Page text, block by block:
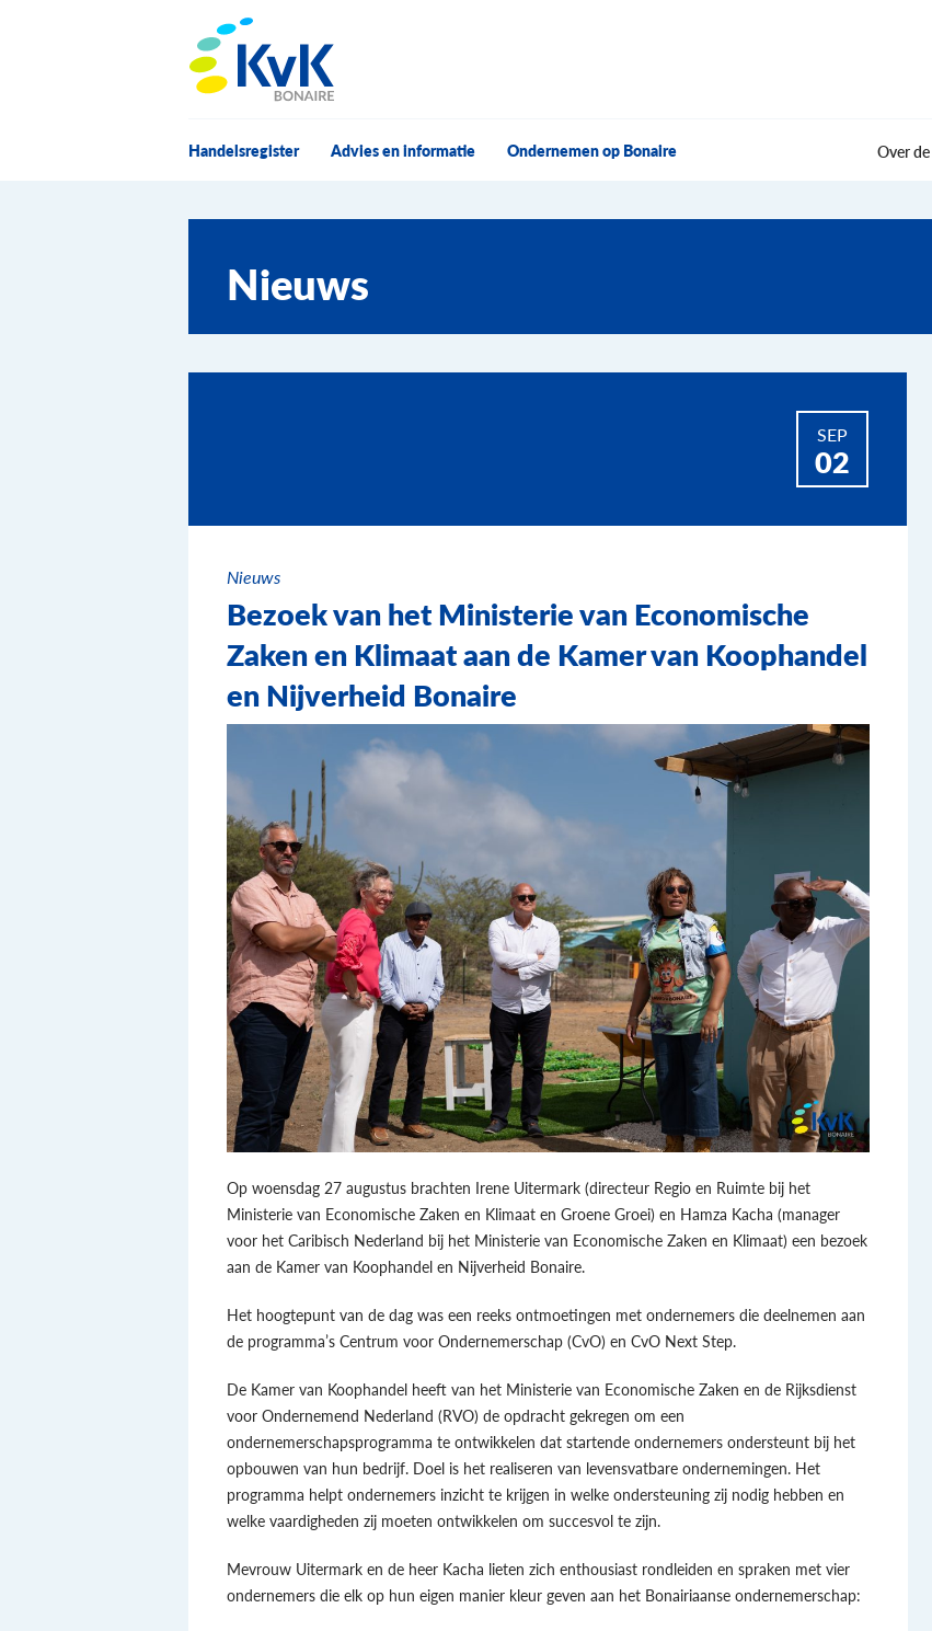
Handelsregister Advies en informatie Ondernemen op Bonaire Over
Nieuws
SEP
02
Nieuws
Bezoek van het Ministerie van Economische
Zaken en Klimaat aan de Kamer van Koophandel
en Nijverheid Bonaire
Op woensdag 27 augustus brachten Irene Uitermark (directeur Regio en Ruimte bij het
Ministerie van Economische Zaken en Klimaat en Groene Groei) en Hamza Kacha (manager
voor het Caribisch Nederland bij het Ministerie van Economische Zaken en Klimaat) een bezoek
aan de Kamer van Koophandel en Nijverheid Bonaire.
Het hoogtepunt van de dag was een reeks ontmoetingen met ondernemers die deelnemen aan
de programma’s Centrum voor Ondernemerschap (CvO) en CvO Next Step.
De Kamer van Koophandel heeft van het Ministerie van Economische Zaken en de Rijksdienst
voor Ondernemend Nederland (RVO) de opdracht gekregen om een
ondernemerschapsprogramma te ontwikkelen dat startende ondernemers ondersteunt bij het
opbouwen van hun bedrijf. Doel is het realiseren van levensvatbare ondernemingen. Het
programma helpt ondernemers inzicht te krijgen in welke ondersteuning zij nodig hebben en
welke vaardigheden zij moeten ontwikkelen om succesvol te zijn.
Mevrouw Uitermark en de heer Kacha lieten zich enthousiast rondleiden en spraken met vier
ondernemers die elk op hun eigen manier kleur geven aan het Bonairiaanse ondernemerschap: